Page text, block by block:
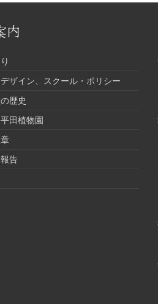
内
ザイン、スクール・ポリシー
歴史
田植物園
告